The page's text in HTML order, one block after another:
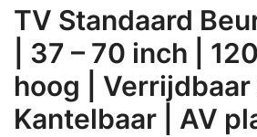
TV Standaard
| 37 – 70 inch |
hoog | Verrijdbaar
Kantelbaar | AV